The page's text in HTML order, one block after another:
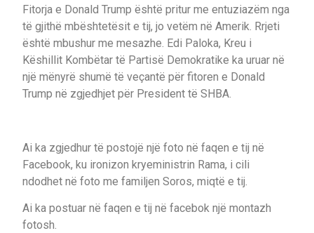
Fitorja e Donald Trump është pritur me entuziazëm nga
të gjithë mbështetësit e tij, jo vetëm në Amerik. Rrjeti
është mbushur me mesazhe. Edi Paloka, Kreu i
Këshillit Kombëtar të Partisë Demokratike ka uruar në
një mënyrë shumë të veçantë për fitoren e Donald
Trump në zgjedhjet për President të SHBA.
Ai ka zgjedhur të postojë një foto në faqen e tij në
Facebook, ku ironizon kryeministrin Rama, i cili
ndodhet në foto me familjen Soros, miqtë e tij.
Ai ka postuar në faqen e tij në facebok një montazh
fotosh.